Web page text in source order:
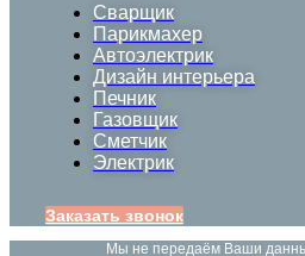
Сварщик
Парикмахер
Автоэлектрик
Дизайн интерьера
Печник
Газовщик
Сметчик
Электрик
Заказать звонок
Мы не передаём Ваши